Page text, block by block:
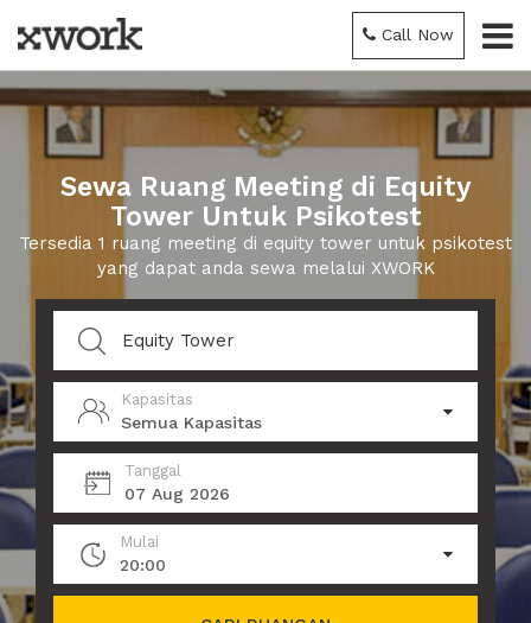
Call Now
Sewa Ruang Meeting di Equity
Tower Untuk Psikotest
Tersedia 1 ruang meeting di equity tower untuk psikotest
yang dapat anda sewa melalui XWORK
Kapasitas
Semua Kapasitas
Tanggal
07 Aug 2026
Mulai
20:00